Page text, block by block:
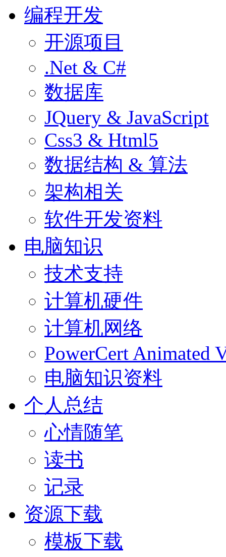
编程开发
开源项目
.Net & C#
数据库
JQuery & JavaScript
Css3 & Html5
数据结构 & 算法
架构相关
软件开发资料
电脑知识
技术支持
计算机硬件
计算机网络
PowerCert Animated
电脑知识资料
个人总结
心情随笔
读书
记录
资源下载
模板下载